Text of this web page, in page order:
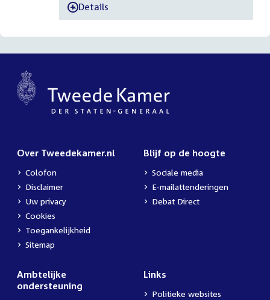
-Details
Over Tweedekamer.nl
Colofon
Disclaimer
Uw privacy
Cookies
Toegankelijkheid
Sitemap
Blijf op de hoogte
Sociale media
E-mailattenderingen
Debat Direct
Ambtelijke
ondersteuning
Links
Politieke websites